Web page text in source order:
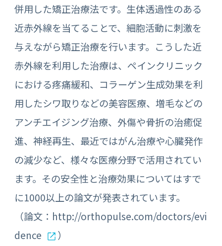
併用した矯正治療法です。生体透過性のある
近赤外線を当てることで、細胞活動に刺激を
与えながら矯正治療を行います。こうした近
赤外線を利用した治療は、ペインクリニック
における疼痛緩和、コラーゲン生成効果を利
用したシワ取りなどの美容医療、増毛などの
アンチエイジング治療、外傷や骨折の治癒促
進、神経再生、最近ではがん治療や心臓発作
の減少など、様々な医療分野で活用されてい
ます。その安全性と治療効果についてはすで
に1000以上の論文が発表されています。
（論文： http://orthopulse.com/doctors/evi
dence
）